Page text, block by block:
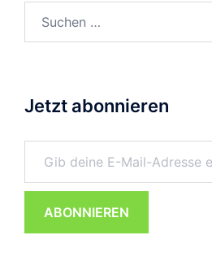
Jetzt abonnieren
Gib deine E-Mail-Adresse ein ...
ABONNIEREN